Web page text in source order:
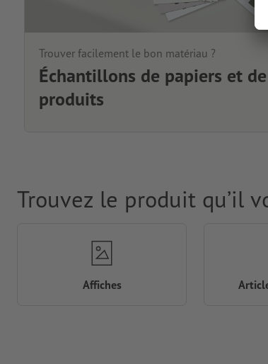
Trouver facilement le bon matériau ?
Échantillons de papiers et de
produits
Trouvez le produit qu’il
Affiches